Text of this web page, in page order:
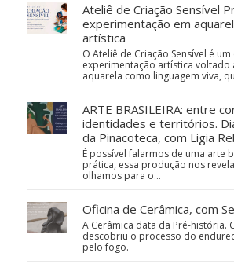
Ateliê de Criação Sensível
experimentação em
artística
O Ateliê de Criação Sensível é
experimentação artística voltado
aquarela como linguagem viva,
ARTE BRASILEIRA: entre
identidades e territórios.
da Pinacoteca, com Ligia
É possível falarmos de uma arte
prática, essa produção nos
olhamos para o…
Oficina de Cerâmica, com
A Cerâmica data da Pré-história.
descobriu o processo do
pelo fogo.